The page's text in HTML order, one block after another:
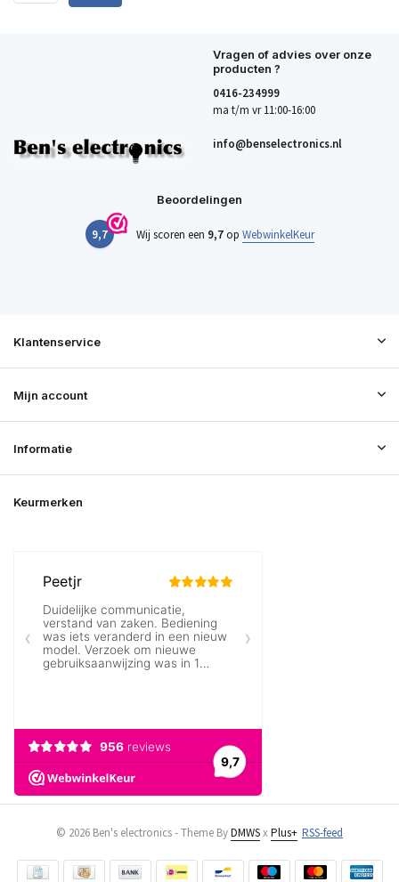
Vragen of advies over onze
producten ?
0416-234999
ma t/m vr 11:00-16:00
info@benselectronics.nl
Beoordelingen
9,7 Wij scoren een 9,7op WebwinkelKeur
Klantenservice
Mijn account
Informatie
Keurmerken
© 2026 Ben's electronics - Theme ByDMWSxPlus+ RSS-feed